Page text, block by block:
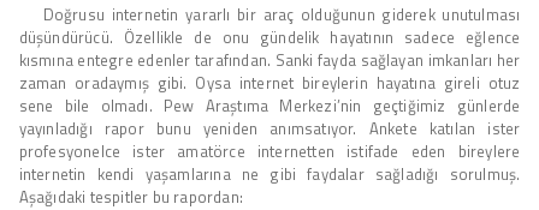
Doğrusu internetin yararlı bir araç olduğunun giderek unutulması
düşündürücü. Özellikle de onu gündelik hayatının sadece eğlence
kısmına entegre edenler tarafından. Sanki fayda sağlayan imkanları her
zaman oradaymış gibi. Oysa internet bireylerin hayatına gireli otuz
sene bile olmadı. Pew Araştıma Merkezi’nin geçtiğimiz günlerde
yayınladığı rapor bunu yeniden anımsatıyor. Ankete katılan ister
profesyonelce ister amatörce internetten istifade eden bireylere
internetin kendi yaşamlarına ne gibi faydalar sağladığı sorulmuş.
Aşağıdaki tespitler bu rapordan: